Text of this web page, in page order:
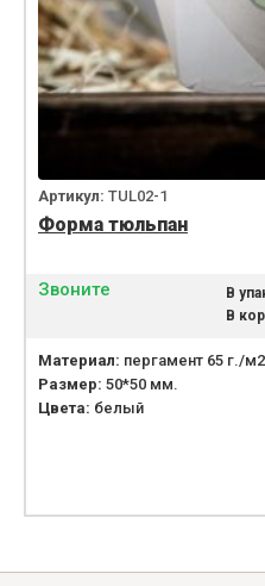
Артикул: TUL02-1
Форма тюльпан
Звоните В
В
Материал: пергамент 65 г./м2
Размер: 50*50 мм.
Цвета: белый